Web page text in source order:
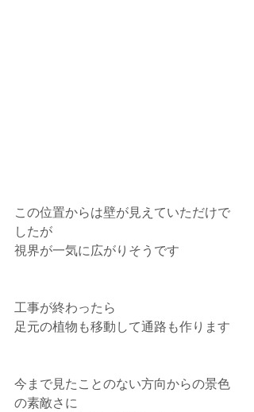
この位置からは壁が見えていただけで
したが
視界が一気に広がりそうです
工事が終わったら
足元の植物も移動して通路も作ります
今まで見たことのない方向からの景色
の素敵さに